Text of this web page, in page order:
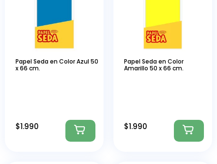
Papel Seda en Color Azul 50
x 66 cm.
$1.990
Papel Seda en Color
Amarillo 50 x 66 cm.
$1.990